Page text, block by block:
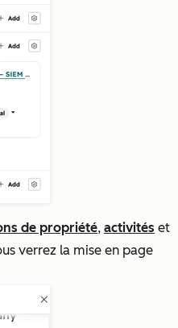
de propriété, activités et
verrez la mise en page